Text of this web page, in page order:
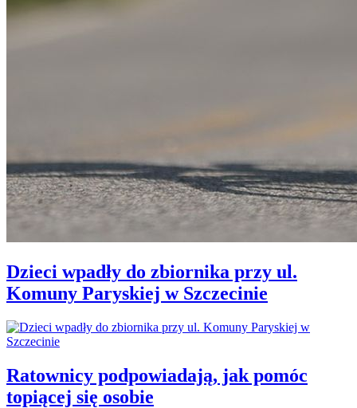
Dzieci wpadły do zbiornika przy ul.
Komuny Paryskiej w Szczecinie
Ratownicy podpowiadają, jak pomóc
topiącej się osobie